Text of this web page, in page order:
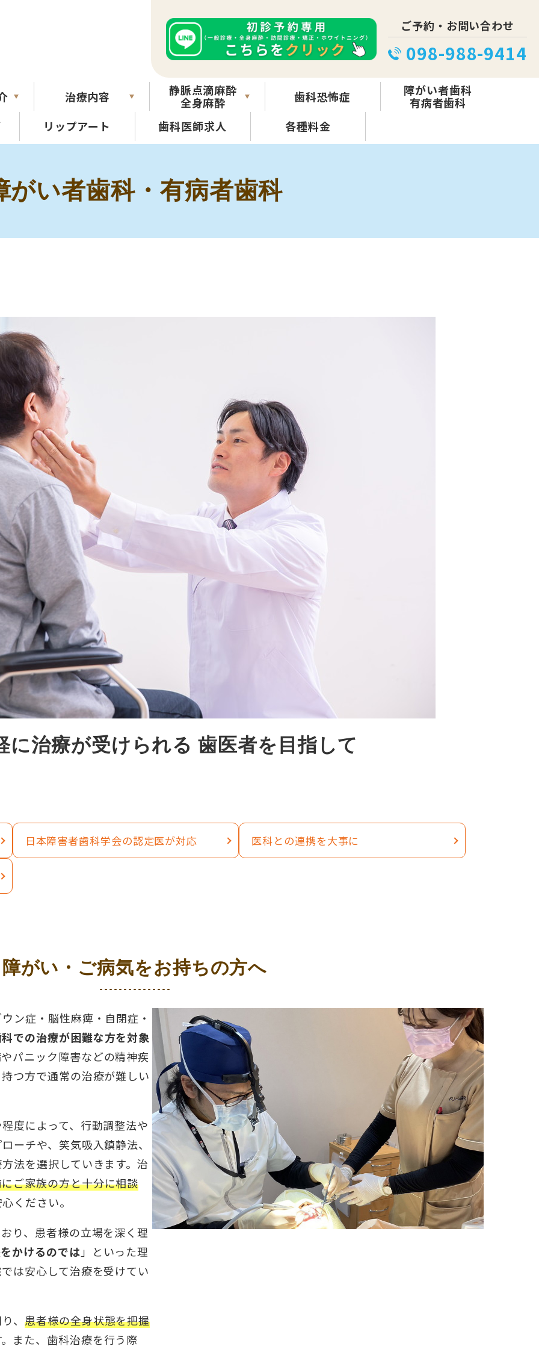
ご予約・お問い合わせ
098-988-9414
治療内容
静脈点滴麻酔
全身麻酔
歯科恐怖症
障がい者歯科
有病者歯科
リップアート 歯科医師求人 各種料金
がい者歯科・有病者歯科
に治療が受けられる 歯医者を目指して
日本障害者歯科学会の認定医が対応 医科との連携を大事に
障がい・ご病気をお持ちの方へ
ン症・脳性麻痺・自閉症・
での治療が困難な方を対象
パニック障害などの精神疾
つ方で通常の治療が難しい
度によって、行動調整法や
ーチや、笑気吸入鎮静法、
法を選択していきます。治
ご家族の方と十分に相談
ください。
り、患者様の立場を深く理
かけるのでは 」といった理
は安心して治療を受けてい
、患者様の全身状態を把握
また、歯科治療を行う際